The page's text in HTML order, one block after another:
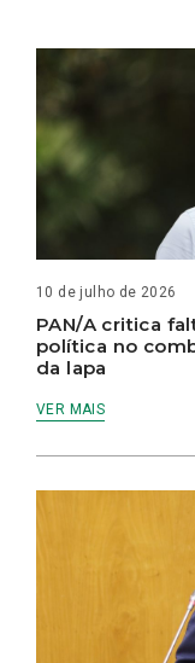
10 de julho de 2026
PAN/A critica
política no
da lapa
VER MAIS